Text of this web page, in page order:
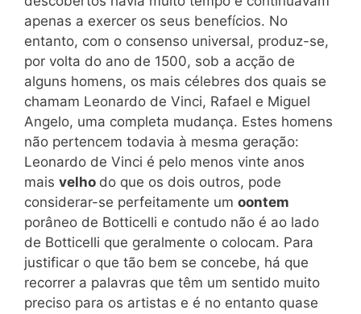
apenas a exercer os seus benefícios. No
entanto, com o consenso universal, produz-se,
por volta do ano de 1500, sob a acção de
alguns homens, os mais célebres dos quais se
chamam Leonardo de Vinci, Rafael e Miguel
Angelo, uma completa mudança. Estes homens
não pertencem todavia à mesma geração:
Leonardo de Vinci é pelo menos vinte anos
mais velho do que os dois outros, pode
considerar-se perfeitamente um oontem
porâneo de Botticelli e contudo não é ao lado
de Botticelli que geralmente o colocam. Para
justificar o que tão bem se concebe, há que
recorrer a palavras que têm um sentido muito
preciso para os artistas e é no entanto quase